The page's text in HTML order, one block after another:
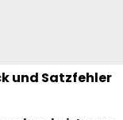
und Satzfehler